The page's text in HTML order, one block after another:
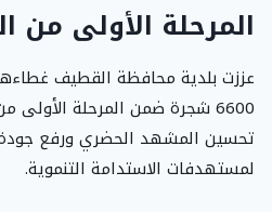
المرحلة الأولى من
عززت بلدية محافظة القطيف غطاءها
6600 شجرة ضمن المرحلة
تحسين المشهد الحضري ورفع جودة
لمستهدفات الاستدامة التنموية.